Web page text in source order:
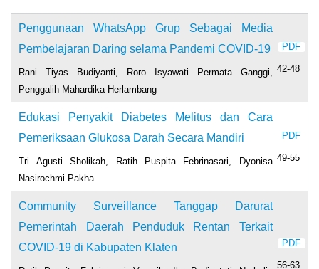
Penggunaan WhatsApp Grup Sebagai Media
Pembelajaran Daring selama Pandemi COVID-19
Rani Tiyas Budiyanti, Roro Isyawati Permata Ganggi,
Penggalih Mahardika Herlambang
PDF
42-48
Edukasi Penyakit Diabetes Melitus dan Cara
Pemeriksaan Glukosa Darah Secara Mandiri
Tri Agusti Sholikah, Ratih Puspita Febrinasari, Dyonisa
Nasirochmi Pakha
PDF
49-55
Community Surveillance Tanggap Darurat
Pemerintah Daerah Penduduk Rentan Terkait
COVID-19 di Kabupaten Klaten
PDF
56-63